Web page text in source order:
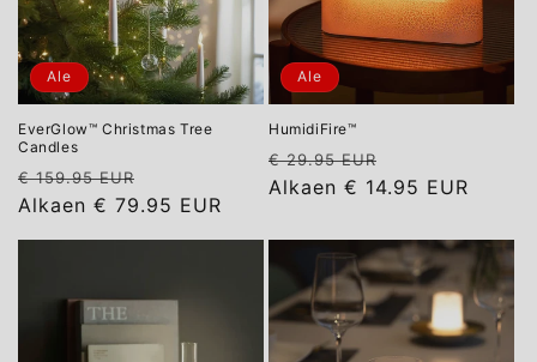
Ale
EverGlow™ Christmas Tree
Candles
Normaalihinta
€ 159.95 EUR
Alennushinta
Alkaen € 79.95 EUR
Ale
HumidiFire™
Normaalihinta
€ 29.95 EUR
Alkaen € 14.95 EUR